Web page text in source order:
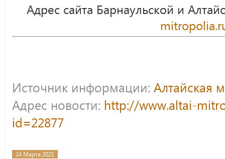
Адрес сайта Барнаульской и
Источник информации: Алтайская
Адрес новости: http://www.altai-
id=22877
14 Марта 2021